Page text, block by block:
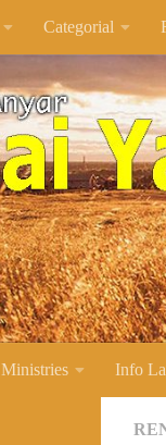
Categorial
Ministries Info